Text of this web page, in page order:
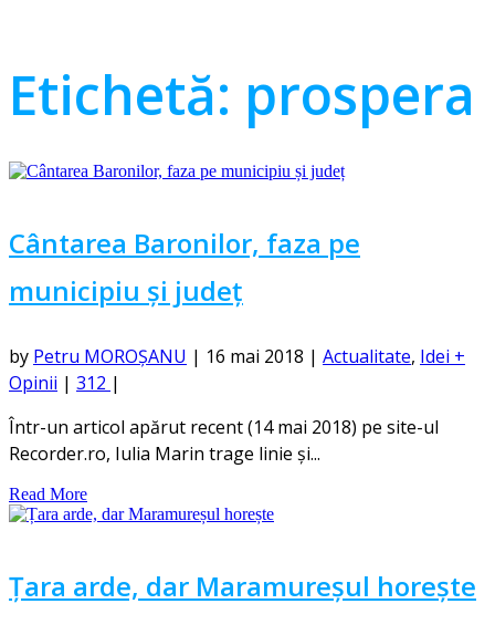
Etichetă: prospera
Cântarea Baronilor, faza pe
municipiu și județ
by Petru MOROȘANU | 16 mai 2018 | Actualitate, Idei +
Opinii | 312 |
Într-un articol apărut recent (14 mai 2018) pe site-ul
Recorder.ro, Iulia Marin trage linie și...
Read More
Țara arde, dar Maramureșul horește